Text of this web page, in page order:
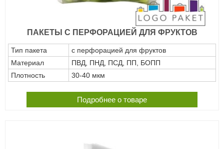
ПАКЕТЫ С ПЕРФОРАЦИЕЙ ДЛЯ ФРУКТОВ
Тип пакета
с перфорацией для фруктов
Материал
ПВД, ПНД, ПСД, ПП, БОПП
Плотность
30-40 мкм
Подробнее о товаре